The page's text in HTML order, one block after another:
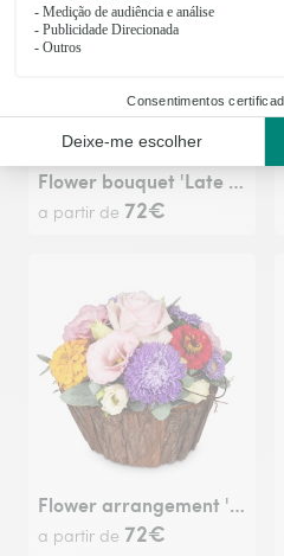
Flower bouquet 'Late Summer Dream'
a partir de 72€
Flower arrangement 'Cute Flower Greeting'
a partir de 72€